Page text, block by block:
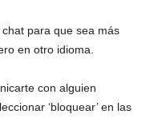
para que sea más
en otro idioma.
con alguien
‘bloquear’ en las